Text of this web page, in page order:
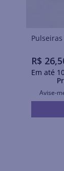
R$ 26,
Em até
Avise-